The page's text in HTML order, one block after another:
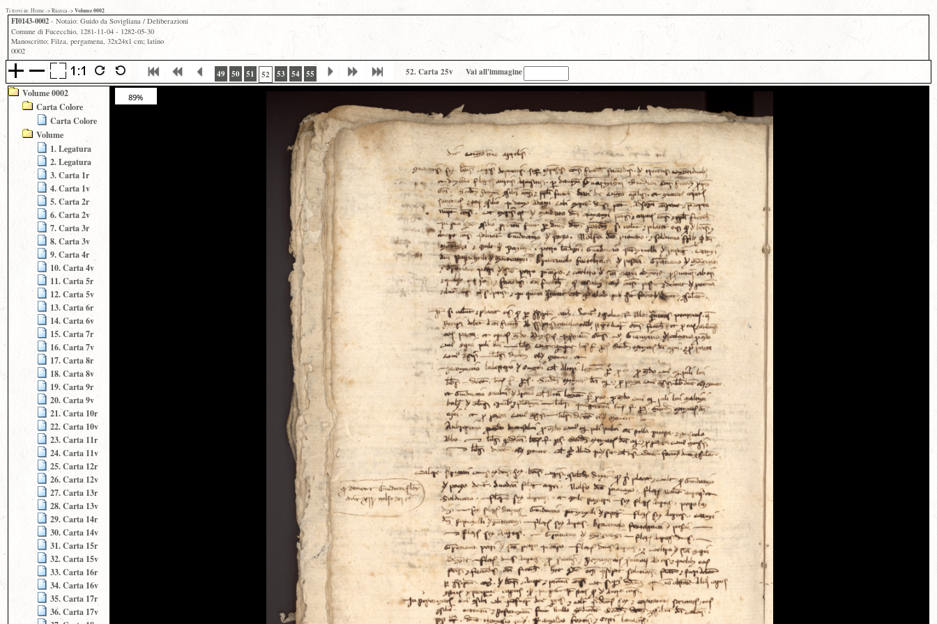
Ti trovi in: Home-> Ricerca-> Volume 0002
FI0143-0002- Notaio: Guido da Sovigliana / Deliberazioni
Comune di Fucecchio, 1281-11-04 - 1282-05-30
Manoscritto; Filza, pergamena, 32x24x1 cm; latino
0002
49 50 51 52 53 54 55 52. Carta 25v Vai all'immagine
Volume 0002
Carta Colore
Carta Colore
Volume
1. Legatura
2. Legatura
3. Carta 1r
4. Carta 1v
5. Carta 2r
6. Carta 2v
7. Carta 3r
8. Carta 3v
9. Carta 4r
10. Carta 4v
11. Carta 5r
12. Carta 5v
13. Carta 6r
14. Carta 6v
15. Carta 7r
16. Carta 7v
17. Carta 8r
18. Carta 8v
19. Carta 9r
20. Carta 9v
21. Carta 10r
22. Carta 10v
23. Carta 11r
24. Carta 11v
25. Carta 12r
26. Carta 12v
27. Carta 13r
28. Carta 13v
29. Carta 14r
30. Carta 14v
31. Carta 15r
32. Carta 15v
33. Carta 16r
34. Carta 16v
35. Carta 17r
36. Carta 17v
89%